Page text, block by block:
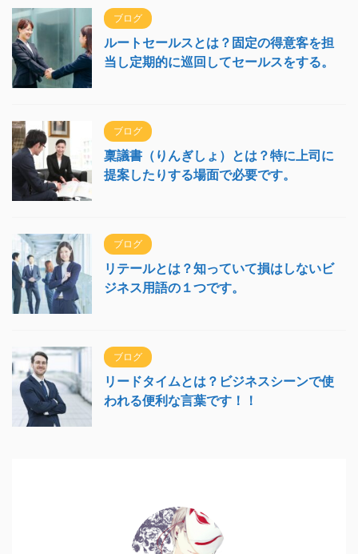
ブログ
ルートセールスとは？固定の得意客を担
当し定期的に巡回してセールスをする。
ブログ
稟議書（りんぎしょ）とは？特に上司に
提案したりする場面で必要です。
ブログ
リテールとは？知っていて損はしないビ
ジネス用語の１つです。
ブログ
リードタイムとは？ビジネスシーンで使
われる便利な言葉です！！